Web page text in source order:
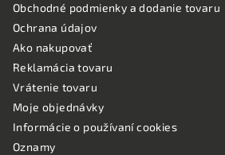
Obchodné podmienky a dodanie tovaru
Ochrana údajov
Ako nakupovať
Reklamácia tovaru
Vrátenie tovaru
Moje objednávky
Informácie o používaní cookies
Oznamy